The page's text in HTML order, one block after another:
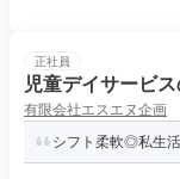
正社員
児童デイサービ
有限会社エスエヌ企画
シフト柔軟◎私生